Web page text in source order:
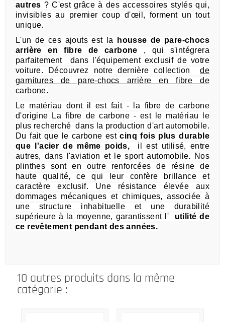
autres ?C'est grâce à des accessoires stylés qui,
invisibles au premier coup d'œil, forment un tout
unique.
L'un de ces ajouts est la
housse de pare-chocs
arrière en fibre de carbone , qui s'intégrera
parfaitement dans l'équipement exclusif de votre
voiture.
Découvrez notre dernière collectionde
garnitures de pare-chocs arrière en fibre de
carbone.
Le matériau dont il est fait - la fibre de carbone
d'origine La fibre de carbone - est le matériau le
plus recherchédans la production d'art automobile.
Du fait que le carbone estcinq fois plus durable
que l'acier de même poids, il est utilisé, entre
autres, dans l'aviation et le sport automobile.
Nos
plinthes sont en outre renforcées de résine de
haute qualité, ce qui leur confère brillance et
caractère exclusif. Une résistance élevée aux
dommages mécaniques et chimiques, associée à
une structure inhabituelle et une durabilité
supérieure à la moyenne, garantissent l' utilité de
ce revêtement pendant des années.
10 autres produits dans la même
catégorie :